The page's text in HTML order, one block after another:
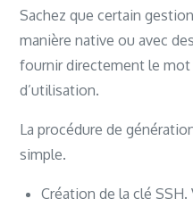
Sachez que certain
manière native ou avec
fournir directement le mot
d’utilisation.
La procédure de
simple.
Création de la clé